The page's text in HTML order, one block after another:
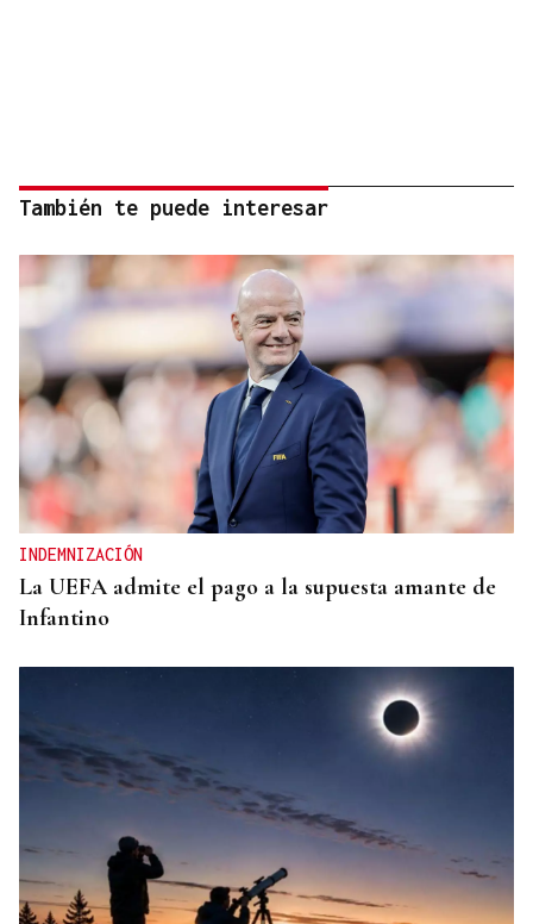
También te puede interesar
INDEMNIZACIÓN
La UEFA admite el pago a la supuesta amante de
Infantino